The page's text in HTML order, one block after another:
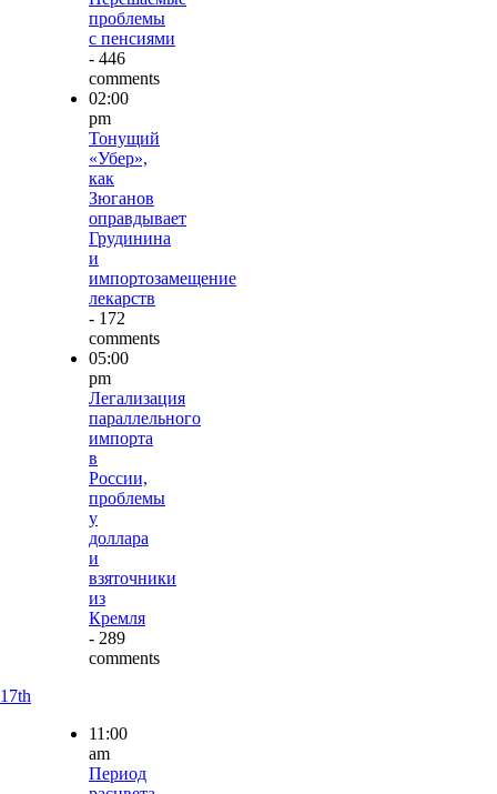
проблемы
с пенсиями
- 446
comments
02:00
pm
Тонущий
«Убер»,
как
Зюганов
оправдывает
Грудинина
и
импортозамещение
лекарств
- 172
comments
05:00
pm
Легализация
параллельного
импорта
в
России,
проблемы
у
доллара
и
взяточники
из
Кремля
- 289
comments
17th
11:00
am
Период